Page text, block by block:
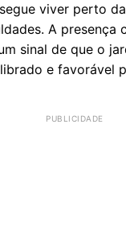
viver perto
A presença
sinal de que o
e favorável